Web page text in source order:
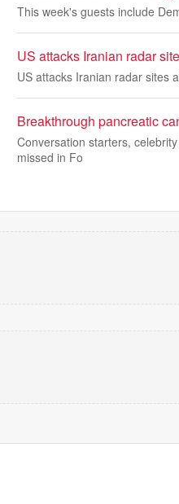
This week's guests include
US attacks Iranian radar
US attacks Iranian radar sites
Breakthrough pancreatic
Conversation starters,
missed in Fo